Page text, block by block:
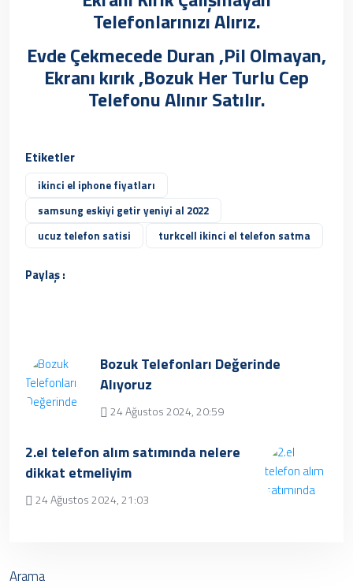
Telefonlarınızı Alırız.
Evde Çekmecede Duran ,Pil Olmayan,
Ekranı kırık ,Bozuk Her Turlu Cep
Telefonu Alınır Satılır.
Etiketler
ikinci el iphone fiyatları
samsung eskiyi getir yeniyi al 2022
ucuz telefon satisi
turkcell ikinci el telefon satma
Paylaş :
Bozuk Telefonları Değerinde
Alıyoruz
24 Ağustos 2024, 20:59
2.el telefon alım satımında nelere
dikkat etmeliyim
24 Ağustos 2024, 21:03
Arama